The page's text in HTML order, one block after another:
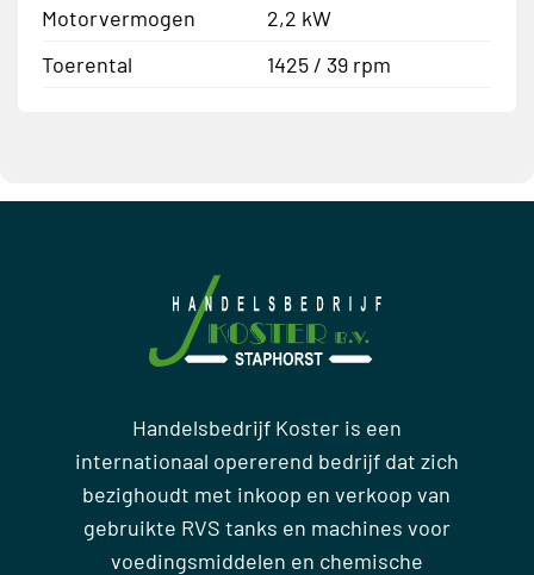
Motorvermogen
2,2 kW
Toerental
1425 / 39 rpm
Handelsbedrijf Koster is een
internationaal opererend bedrijf dat zich
bezighoudt met inkoop en verkoop van
gebruikte RVS tanks en machines voor
voedingsmiddelen en chemische